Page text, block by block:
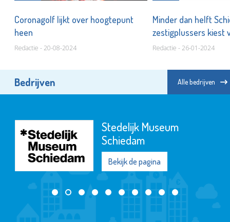
Coronagolf lijkt over hoogtepunt
heen
Redactie - 20-08-2024
Minder dan helft
zestigplussers kiest
Redactie - 26-01-2024
Bedrijven Alle bedrijven
Stedelijk Museum
Schiedam
Bekijk de pagina